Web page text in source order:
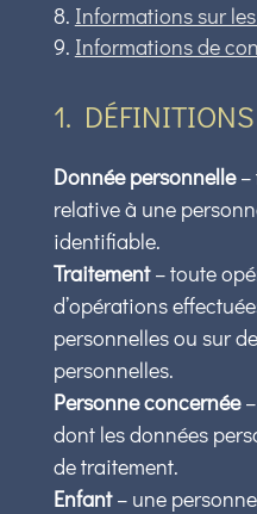
Informations sur
Informations de
1. DÉFINITIONS
Donnée personnelle–
relative à une
identifiable.
Traitement– toute
d’opérations
personnelles ou sur
personnelles.
Personne concernée–
dont les données
de traitement.
Enfant– une